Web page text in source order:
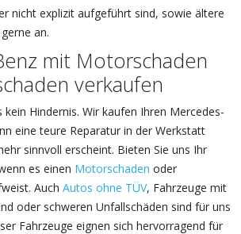
nicht explizit aufgeführt sind, sowie ältere
an.
mit Motorschaden
verkaufen
Hindernis. Wir kaufen Ihren Mercedes-
eine teure Reparatur in der Werkstatt
sinnvoll erscheint. Bieten Sie uns Ihr
es einen Motorschaden oder
Auch Autos ohne TÜV, Fahrzeuge mit
oder schweren Unfallschäden sind für uns
Fahrzeuge eignen sich hervorragend für